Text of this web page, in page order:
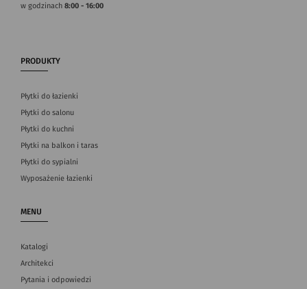
w godzinach 8:00 - 16:00
PRODUKTY
Płytki do łazienki
Płytki do salonu
Płytki do kuchni
Płytki na balkon i taras
Płytki do sypialni
Wyposażenie łazienki
MENU
Katalogi
Architekci
Pytania i odpowiedzi